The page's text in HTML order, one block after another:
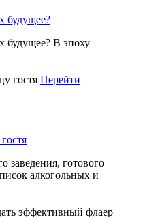
будущее?
будущее? В эпоху
Перейти
заведения, готового
алкогольных и